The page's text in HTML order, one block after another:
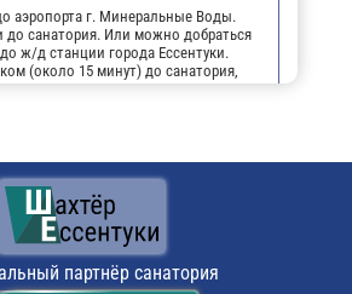
аэропорта г. Минеральные Воды.
до санатория. Или можно добраться
ж/д станции города Ессентуки.
(около 15 минут) до санатория,
такси №16 до остановки
можно воспользоваться
прибытии будет возможность
на парковке санатория.
д вокзала г. Ессентуки, далее или
15 минут) до санатория, или на
№16 до остановки "Санаторий
партнёр санатория